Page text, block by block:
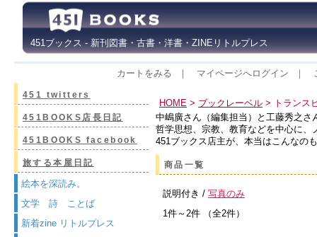
451ブックス - 新刊図書・古書・洋書・ZINEリトルプレス
カートをみる ｜ マイページへログイン ｜
451 twitters
451BOOKS店長日記
451BOOKS facebook
旅する本屋日記
絵本を深読み。
文学 詩 ことば
新着zine リトルプレス
HOME > ブックレーベル > トランス
中嶋廣さん（編集担当）と工藤秀之
哲学思想、宗教、教育などを中心に
451ブックス店主が、本当はこんなの
商品一覧
説明付き / 写真のみ
1件～2件 （全2件）